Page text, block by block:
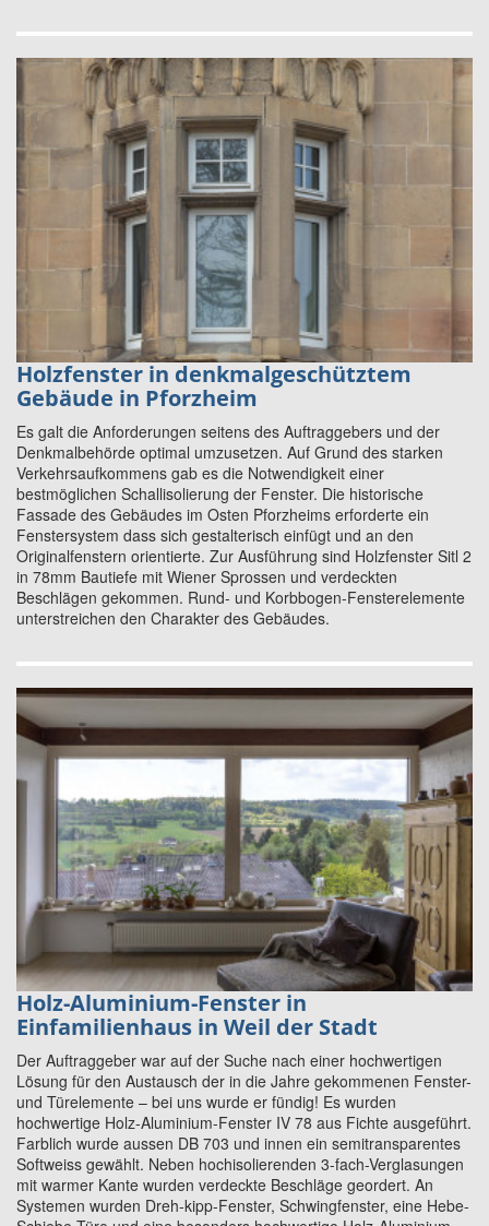
Holzfenster in denkmalgeschütztem
Gebäude in Pforzheim
Es galt die Anforderungen seitens des Auftraggebers und der
Denkmalbehörde optimal umzusetzen. Auf Grund des starken
Verkehrsaufkommens gab es die Notwendigkeit einer
bestmöglichen Schallisolierung der Fenster. Die historische
Fassade des Gebäudes im Osten Pforzheims erforderte ein
Fenstersystem dass sich gestalterisch einfügt und an den
Originalfenstern orientierte. Zur Ausführung sind Holzfenster Sitl 2
in 78mm Bautiefe mit Wiener Sprossen und verdeckten
Beschlägen gekommen. Rund- und Korbbogen-Fensterelemente
unterstreichen den Charakter des Gebäudes.
Holz-Aluminium-Fenster in
Einfamilienhaus in Weil der Stadt
Der Auftraggeber war auf der Suche nach einer hochwertigen
Lösung für den Austausch der in die Jahre gekommenen Fenster-
und Türelemente – bei uns wurde er fündig! Es wurden
hochwertige Holz-Aluminium-Fenster IV 78 aus Fichte ausgeführt.
Farblich wurde aussen DB 703 und innen ein semitransparentes
Softweiss gewählt. Neben hochisolierenden 3-fach-Verglasungen
mit warmer Kante wurden verdeckte Beschläge geordert. An
Systemen wurden Dreh-kipp-Fenster, Schwingfenster, eine Hebe-